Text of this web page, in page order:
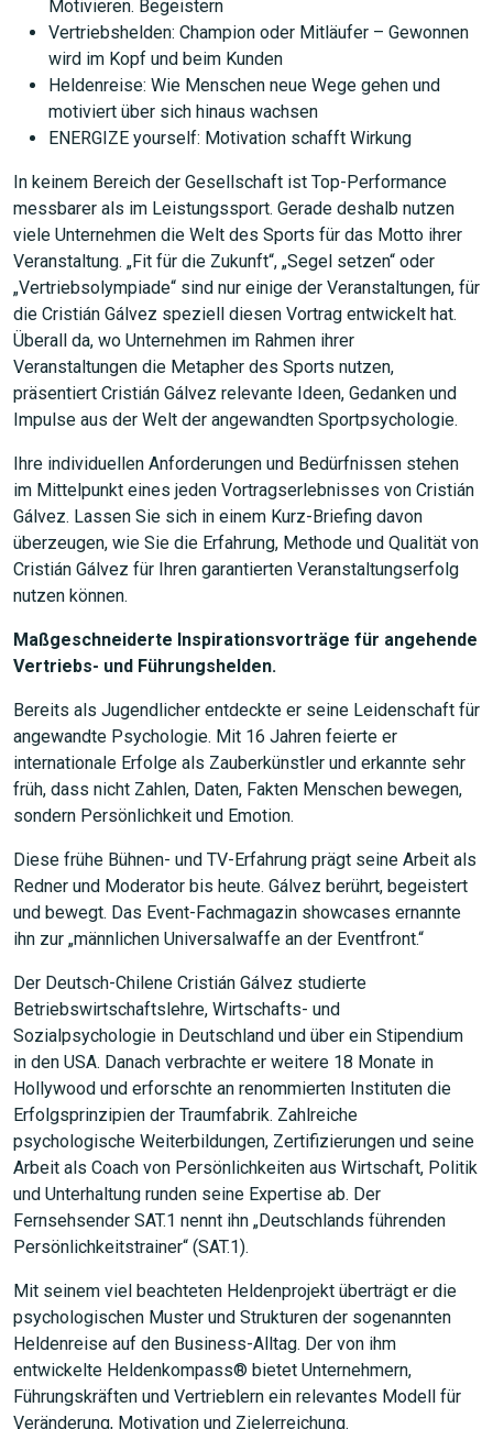
Motivieren. Begeistern
Vertriebshelden: Champion oder Mitläufer – Gewonnen
wird im Kopf und beim Kunden
Heldenreise: Wie Menschen neue Wege gehen und
motiviert über sich hinaus wachsen
ENERGIZE yourself: Motivation schafft Wirkung
In keinem Bereich der Gesellschaft ist Top-Performance
messbarer als im Leistungssport. Gerade deshalb nutzen
viele Unternehmen die Welt des Sports für das Motto ihrer
Veranstaltung. „Fit für die Zukunft“, „Segel setzen“ oder
„Vertriebsolympiade“ sind nur einige der Veranstaltungen, für
die Cristián Gálvez speziell diesen Vortrag entwickelt hat.
Überall da, wo Unternehmen im Rahmen ihrer
Veranstaltungen die Metapher des Sports nutzen,
präsentiert Cristián Gálvez relevante Ideen, Gedanken und
Impulse aus der Welt der angewandten Sportpsychologie.
Ihre individuellen Anforderungen und Bedürfnissen stehen
im Mittelpunkt eines jeden Vortragserlebnisses von Cristián
Gálvez. Lassen Sie sich in einem Kurz-Briefing davon
überzeugen, wie Sie die Erfahrung, Methode und Qualität von
Cristián Gálvez für Ihren garantierten Veranstaltungserfolg
nutzen können.
Maßgeschneiderte Inspirationsvorträge für angehende
Vertriebs- und Führungshelden.
Bereits als Jugendlicher entdeckte er seine Leidenschaft für
angewandte Psychologie. Mit 16 Jahren feierte er
internationale Erfolge als Zauberkünstler und erkannte sehr
früh, dass nicht Zahlen, Daten, Fakten Menschen bewegen,
sondern Persönlichkeit und Emotion.
Diese frühe Bühnen- und TV-Erfahrung prägt seine Arbeit als
Redner und Moderator bis heute. Gálvez berührt, begeistert
und bewegt. Das Event-Fachmagazin showcases ernannte
ihn zur „männlichen Universalwaffe an der Eventfront.“
Der Deutsch-Chilene Cristián Gálvez studierte
Betriebswirtschaftslehre, Wirtschafts- und
Sozialpsychologie in Deutschland und über ein Stipendium
in den USA. Danach verbrachte er weitere 18 Monate in
Hollywood und erforschte an renommierten Instituten die
Erfolgsprinzipien der Traumfabrik. Zahlreiche
psychologische Weiterbildungen, Zertifizierungen und seine
Arbeit als Coach von Persönlichkeiten aus Wirtschaft, Politik
und Unterhaltung runden seine Expertise ab. Der
Fernsehsender SAT.1 nennt ihn „Deutschlands führenden
Persönlichkeitstrainer“ (SAT.1).
Mit seinem viel beachteten Heldenprojekt überträgt er die
psychologischen Muster und Strukturen der sogenannten
Heldenreise auf den Business-Alltag. Der von ihm
entwickelte Heldenkompass® bietet Unternehmern,
Führungskräften und Vertrieblern ein relevantes Modell für
Veränderung, Motivation und Zielerreichung.